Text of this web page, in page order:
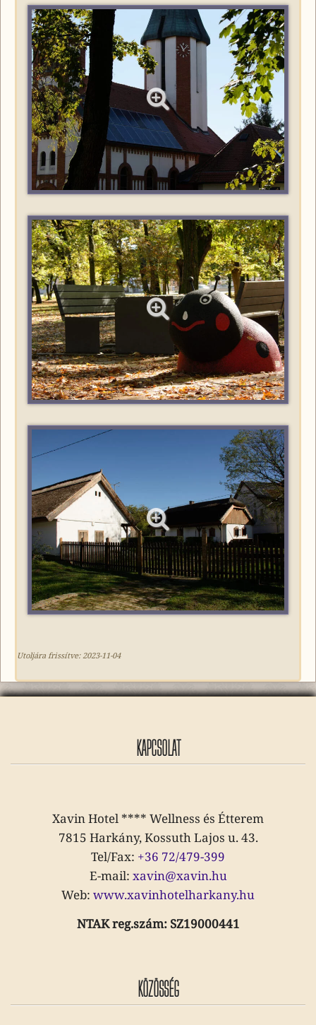
Utoljára frissítve:2023-11-04
KAPCSOLAT
Xavin Hotel **** Wellness és Étterem
7815 Harkány, Kossuth Lajos u. 43.
Tel/Fax: +36 72/479-399
E-mail: xavin@xavin.hu
Web: www.xavinhotelharkany.hu
NTAK reg.szám: SZ19000441
KÖZÖSSÉG